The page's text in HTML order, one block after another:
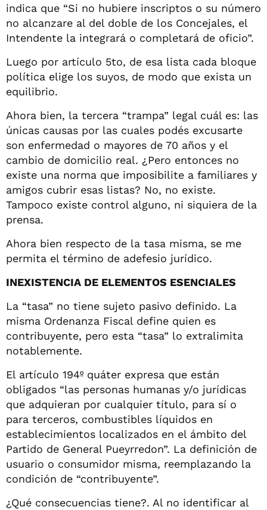
indica que “Si no hubiere inscriptos o su número
no alcanzare al del doble de los Concejales, el
Intendente la integrará o completará de oficio”.
Luego por artículo 5to, de esa lista cada bloque
política elige los suyos, de modo que exista un
equilibrio.
Ahora bien, la tercera “trampa” legal cuál es: las
únicas causas por las cuales podés excusarte
son enfermedad o mayores de 70 años y el
cambio de domicilio real. ¿Pero entonces no
existe una norma que imposibilite a familiares y
amigos cubrir esas listas? No, no existe.
Tampoco existe control alguno, ni siquiera de la
prensa.
Ahora bien respecto de la tasa misma, se me
permita el término de adefesio jurídico.
INEXISTENCIA DE ELEMENTOS ESENCIALES
La “tasa” no tiene sujeto pasivo definido. La
misma Ordenanza Fiscal define quien es
contribuyente, pero esta “tasa” lo extralimita
notablemente.
El artículo 194º quáter expresa que están
obligados “las personas humanas y/o jurídicas
que adquieran por cualquier título, para sí o
para terceros, combustibles líquidos en
establecimientos localizados en el ámbito del
Partido de General Pueyrredon”. La definición de
usuario o consumidor misma, reemplazando la
condición de “contribuyente”.
¿Qué consecuencias tiene?. Al no identificar al